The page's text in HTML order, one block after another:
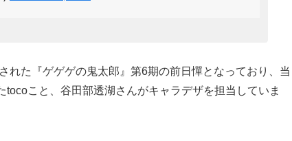
れた『ゲゲゲの鬼太郎』第6期の前日憚となっており、当
tocoこと、谷田部透湖さんがキャラデザを担当していま